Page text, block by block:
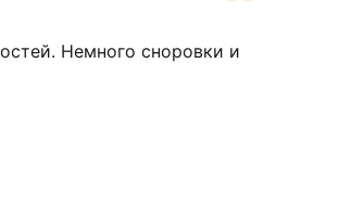
Немного сноровки и